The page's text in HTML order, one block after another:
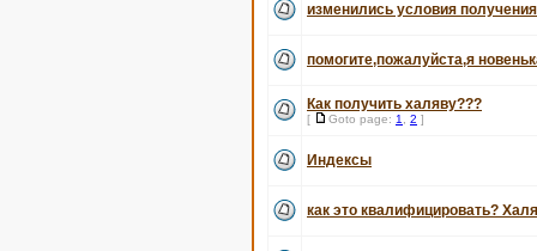
изменились условия
помогите,пожалуйста,я
Как получить халяву???
[ Goto page: 1 2 ]
Индексы
как это квалифицировать?